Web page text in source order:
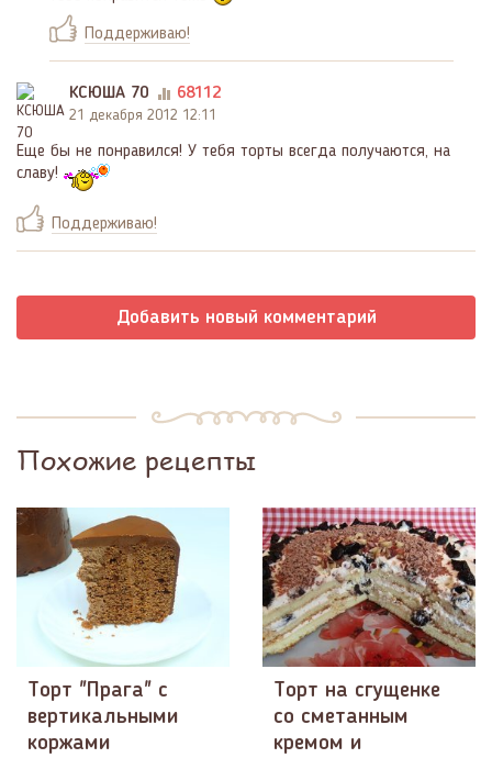
Поддерживаю!
КСЮША 70 68112
21 декабря 2012 12:11
Еще бы не понравился! У тебя торты всегда получаются, на
славу!
Поддерживаю!
Добавить новый комментарий
Похожие рецепты
Торт "Прага" с
вертикальными
коржами
Торт на сгущенке
со сметанным
кремом и